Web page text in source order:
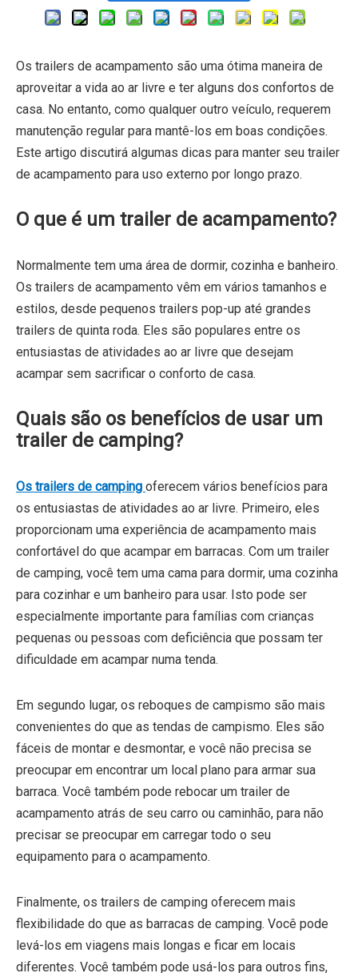
Os trailers de acampamento são uma ótima maneira de
aproveitar a vida ao ar livre e ter alguns dos confortos de
casa. No entanto, como qualquer outro veículo, requerem
manutenção regular para mantê-los em boas condições.
Este artigo discutirá algumas dicas para manter seu trailer
de acampamento para uso externo por longo prazo.
O que é um trailer de acampamento?
Normalmente tem uma área de dormir, cozinha e banheiro.
Os trailers de acampamento vêm em vários tamanhos e
estilos, desde pequenos trailers pop-up até grandes
trailers de quinta roda. Eles são populares entre os
entusiastas de atividades ao ar livre que desejam
acampar sem sacrificar o conforto de casa.
Quais são os benefícios de usar um
trailer de camping?
Os trailers de camping oferecem vários benefícios para
os entusiastas de atividades ao ar livre. Primeiro, eles
proporcionam uma experiência de acampamento mais
confortável do que acampar em barracas. Com um trailer
de camping, você tem uma cama para dormir, uma cozinha
para cozinhar e um banheiro para usar. Isto pode ser
especialmente importante para famílias com crianças
pequenas ou pessoas com deficiência que possam ter
dificuldade em acampar numa tenda.
Em segundo lugar, os reboques de campismo são mais
convenientes do que as tendas de campismo. Eles são
fáceis de montar e desmontar, e você não precisa se
preocupar em encontrar um local plano para armar sua
barraca. Você também pode rebocar um trailer de
acampamento atrás de seu carro ou caminhão, para não
precisar se preocupar em carregar todo o seu
equipamento para o acampamento.
Finalmente, os trailers de camping oferecem mais
flexibilidade do que as barracas de camping. Você pode
levá-los em viagens mais longas e ficar em locais
diferentes. Você também pode usá-los para outros fins,